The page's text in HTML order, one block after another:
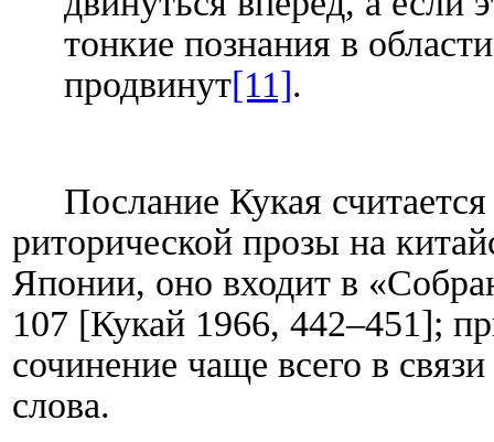
тонкие познания в
продвинут[11].
Послание Кукая
риторической прозы на
Японии, оно входит в
107 [Кукай 1966, 442–451];
сочинение чаще всего в
слова.